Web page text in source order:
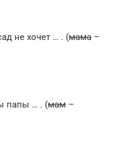
не хочет … . (мама –
папы … . (мам –